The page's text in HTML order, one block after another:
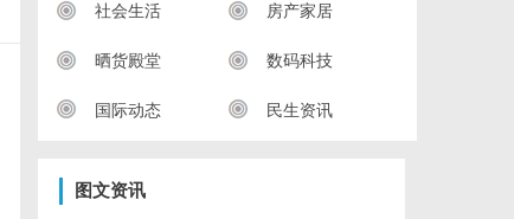
社会生活 房产家居
晒货殿堂 数码科技
国际动态 民生资讯
图文资讯